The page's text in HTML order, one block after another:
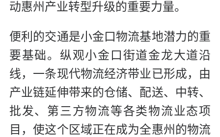
动惠州产业转型升级的重要力量。
便利的交通是小金口物流基地潜力的重
要基础。纵观小金口街道金龙大道沿
线，一条现代物流经济带业已形成，由
产业链延伸带来的仓储、配送、中转、
批发、第三方物流等各类物流业态项
目，使这个区域正在成为全惠州的物流